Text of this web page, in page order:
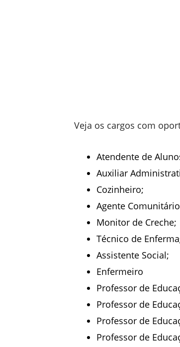
Veja os cargos com
Atendente de
Auxiliar
Cozinheiro;
Agente
Monitor de Creche;
Técnico de
Assistente Social;
Enfermeiro
Professor de
Professor de
Professor de
Professor de